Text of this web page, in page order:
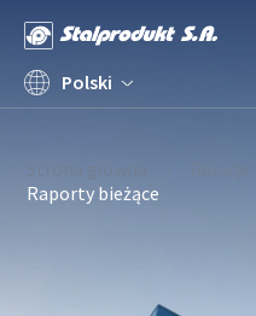
Polski
Oferta
Raporty bieżące